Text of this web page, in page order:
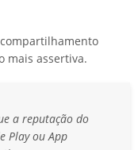
mais assertiva.
a reputação do
Play ou App